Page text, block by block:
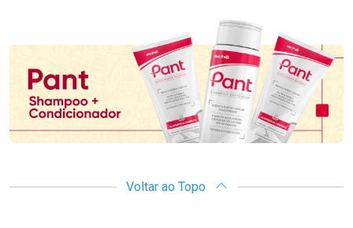
Promoção em Destaque
Voltar ao Topo